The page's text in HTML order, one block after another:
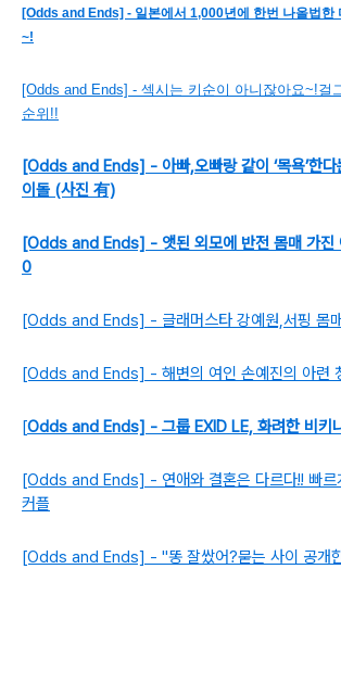
[Odds and Ends] - 일본에서 1,000년에 한번 나올법한
~!
[Odds and Ends] - 섹시는 키순이 아니잖아요~!걸
순위!!
[Odds and Ends] - 아빠,오빠랑 같이 ‘목욕’한
이돌 (사진 有)
[Odds and Ends] - 앳된 외모에 반전 몸매 가진
0
[Odds and Ends] - 글래머스타 강예원,서핑 몸
[Odds and Ends] - 해변의 여인 손예진의 아련
[Odds and Ends] - 그룹 EXID LE, 화려한 비키
[Odds and Ends] - 연애와 결혼은 다르다!! 빠르
커플
[Odds and Ends] - "똥 잘쌌어?묻는 사이 공개